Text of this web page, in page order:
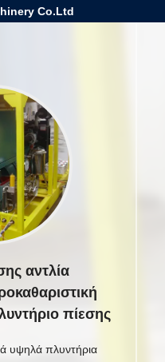
Co.Ltd
αντλία
πίεσης
υψηλά πλυντήρια